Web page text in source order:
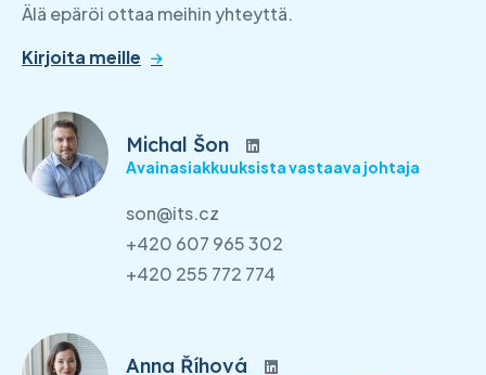
Älä epäröi ottaa meihin yhteyttä.
Kirjoita meille
Michal Šon
Avainasiakkuuksista vastaava johtaja
son@its.cz
+420 607 965 302
+420 255 772 774
Anna Říhová